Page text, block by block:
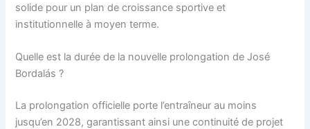
solide pour un plan de croissance sportive et
institutionnelle à moyen terme.
Quelle est la durée de la nouvelle prolongation de José
Bordalás ?
La prolongation officielle porte l’entraîneur au moins
jusqu’en 2028, garantissant ainsi une continuité de projet